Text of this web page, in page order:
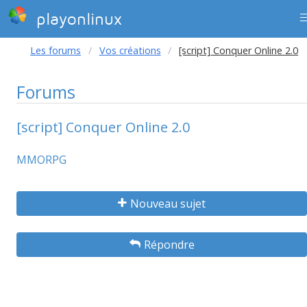
playonlinux
Les forums Vos créations [script] Conquer Online 2.0
Forums
[script] Conquer Online 2.0
MMORPG
Nouveau sujet
Répondre